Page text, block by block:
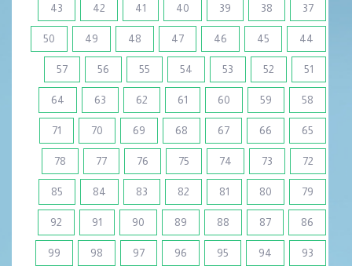
37
38
39
40
41
42
43
44
45
46
47
48
49
50
51
52
53
54
55
56
57
58
59
60
61
62
63
64
65
66
67
68
69
70
71
72
73
74
75
76
77
78
79
80
81
82
83
84
85
86
87
88
89
90
91
92
93
94
95
96
97
98
99